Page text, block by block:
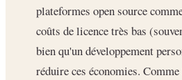
plateformes open source
coûts de licence très bas
bien qu'un développement
réduire ces économies.